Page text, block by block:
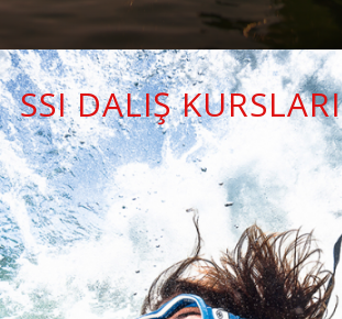
SSI DALIŞ KURSLARI